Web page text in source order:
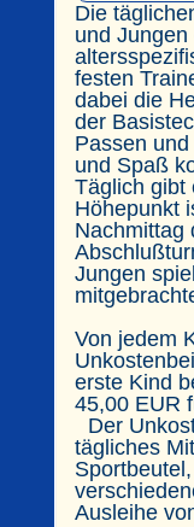
Die
und
festen
dabei die
der
Passen
und Spaß
Täglich
Höhepunkt
Nachmittag
Jungen
Von jedem
erste Kind
45,00 EUR
Der
tägliches
Ausleihe